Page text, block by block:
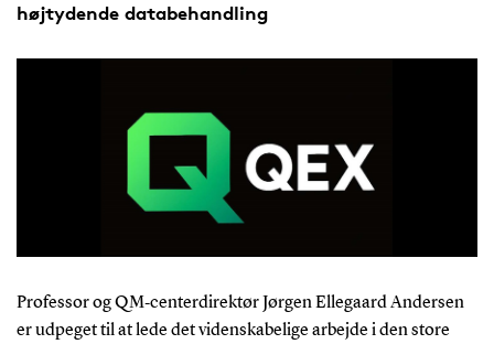
højtydende databehandling
Professor og QM‑centerdirektør Jørgen Ellegaard Andersen
er udpeget til at lede det videnskabelige arbejde i den store